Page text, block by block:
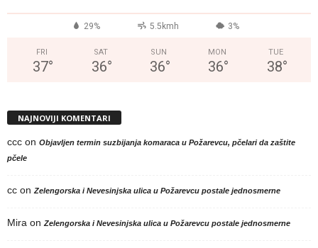
29% 5.5kmh 3%
FRI
37°
SAT
36°
SUN
36°
MON
36°
TUE
38°
NAJNOVIJI KOMENTARI
ccc on Objavljen termin suzbijanja komaraca u Požarevcu, pčelari da zaštite
pčele
cc on Zelengorska i Nevesinjska ulica u Požarevcu postale jednosmerne
Mira on Zelengorska i Nevesinjska ulica u Požarevcu postale jednosmerne